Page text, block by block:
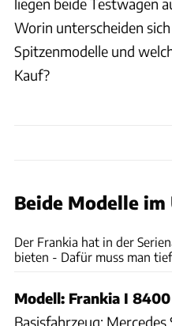
liegen beide Testwagen
Worin unterscheiden
Spitzenmodelle und
Kauf?
Beide Modelle
Der Frankia hat in der
bieten - Dafür muss man
Modell: Frankia I
Basisfahrzeug: Mercedes